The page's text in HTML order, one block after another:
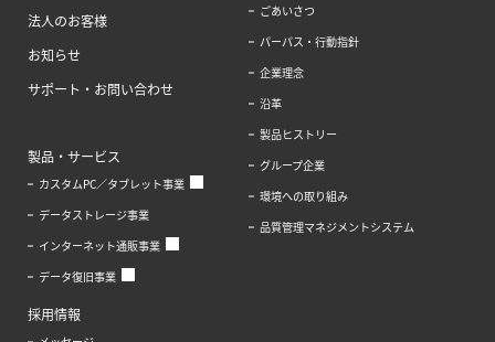
法人のお客様
お知らせ
サポート・お問い合わせ
製品・サービス
カスタムPC／タブレット事業
データストレージ事業
インターネット通販事業
データ復旧事業
ごあいさつ
パーパス・行動指針
企業理念
沿革
製品ヒストリー
グループ企業
環境への取り組み
品質管理マネジメントシステム
採用情報